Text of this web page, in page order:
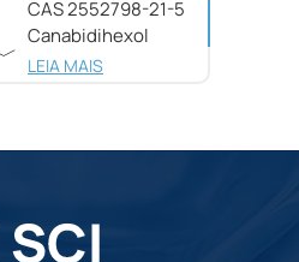
CAS 2552798-21-5
Canabidihexol
(CBDH), 98%
LEIA MAIS